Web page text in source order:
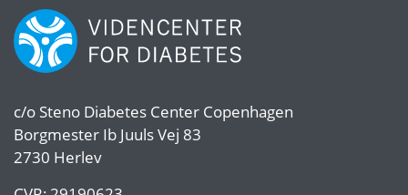
c/o Steno Diabetes Center Copenhagen
Borgmester Ib Juuls Vej 83
2730 Herlev